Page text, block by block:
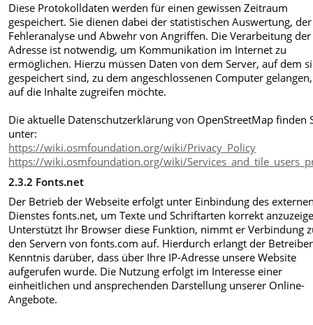
Diese Protokolldaten werden für einen gewissen Zeitraum
gespeichert. Sie dienen dabei der statistischen Auswertung, der
Fehleranalyse und Abwehr von Angriffen. Die Verarbeitung der
Adresse ist notwendig, um Kommunikation im Internet zu
ermöglichen. Hierzu müssen Daten von dem Server, auf dem
gespeichert sind, zu dem angeschlossenen Computer
auf die Inhalte zugreifen möchte.
Die aktuelle Datenschutzerklärung von OpenStreetMap finden
unter:
https://wiki.osmfoundation.org/wiki/Privacy_Policy
https://wiki.osmfoundation.org/wiki/
2.3.2 Fonts.net
Der Betrieb der Webseite erfolgt unter Einbindung des
Dienstes fonts.net, um Texte und Schriftarten korrekt
Unterstützt Ihr Browser diese Funktion, nimmt er Verbindung
den Servern von fonts.com auf. Hierdurch erlangt der Betreiber
Kenntnis darüber, dass über Ihre IP-Adresse unsere Website
aufgerufen wurde. Die Nutzung erfolgt im Interesse einer
einheitlichen und ansprechenden Darstellung unserer Online-
Angebote.